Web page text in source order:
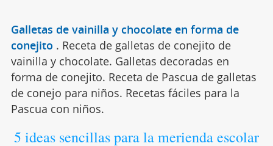
Galletas de vainilla y chocolate en forma de
conejito . Receta de galletas de conejito de
vainilla y chocolate. Galletas decoradas en
forma de conejito. Receta de Pascua de galletas
de conejo para niños. Recetas fáciles para la
Pascua con niños.
5 ideas sencillas para la merienda escolar